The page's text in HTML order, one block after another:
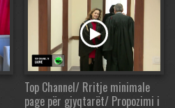
Top Channel/ Rritje minimale
page për gjyqtarët/ Propozimi i